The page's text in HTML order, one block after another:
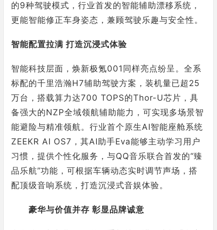
的9种驾驶模式，行业首发的智能辅助漂移系统，
更能智能修正车身姿态，兼顾驾驶乐趣与安全性。
智能配置拉满 打造沉浸式体验
智能科技层面，焕新极氪001同样亮点纷呈。全系
标配的千里浩瀚H7辅助驾驶方案，装机量已超25
万台，搭载算力达700 TOPS的Thor-U芯片，具
备强大的NZP全域领航辅助能力，可实现多场景智
能避险与精准领航。行业首个原生AI智能座舱系统
ZEEKR AI OS7，其AI助手Eva能够主动学习用户
习惯，提供个性化服务，与QQ音乐联合首发的“臻
品乐航”功能，可根据车辆动态实时调节声场，搭
配顶级音响系统，打造沉浸式音娱体验。
豪华与价值并存 彰显品牌诚意